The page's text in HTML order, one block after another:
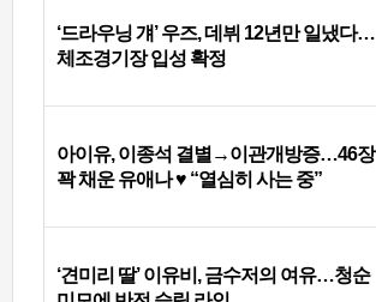
‘드라우닝 걔’ 우즈, 데뷔 12년만 일냈다…
체조경기장 입성 확정
아이유, 이종석 결별→이관개방증…46장
꽉 채운 유애나 ♥ “열심히 사는 중”
‘견미리 딸’ 이유비, 금수저의 여유…청순